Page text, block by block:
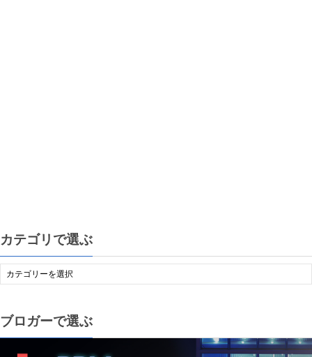
カテゴリで選ぶ
ブロガーで選ぶ